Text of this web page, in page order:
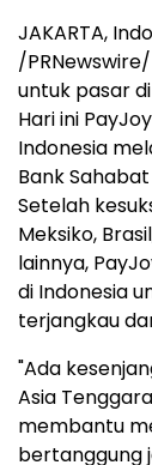
JAKARTA,
/
untuk pasar
Hari ini
Indonesia
Bank
Setelah
Meksiko,
lainnya,
di Indonesia
terjangkau
"Ada
Asia
membantu
bertanggung